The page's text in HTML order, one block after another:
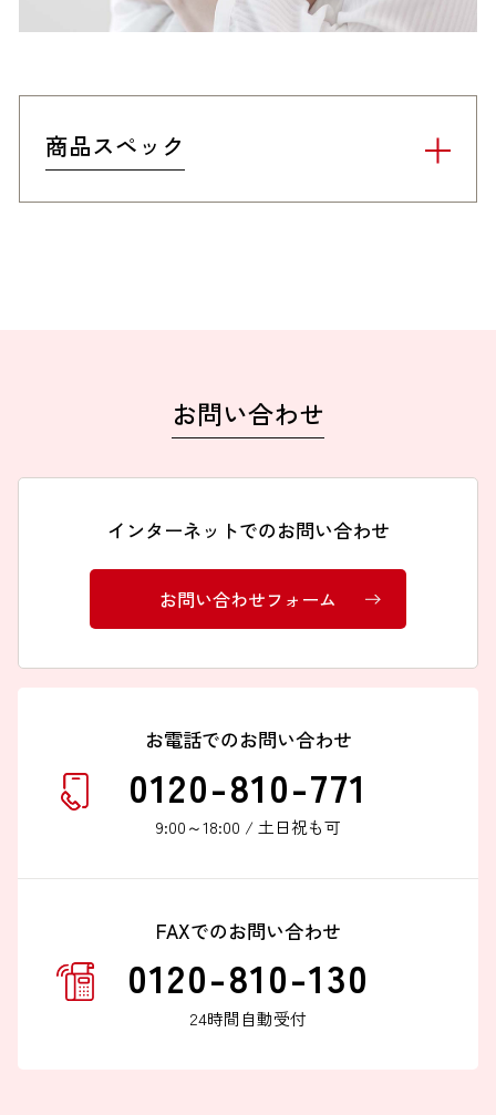
商品スペック
お問い合わせ
インターネットでのお問い合わせ
お問い合わせフォーム
お電話でのお問い合わせ
0120-810-771
9:00～18:00 / 土日祝も可
FAXでのお問い合わせ
0120-810-130
24時間自動受付